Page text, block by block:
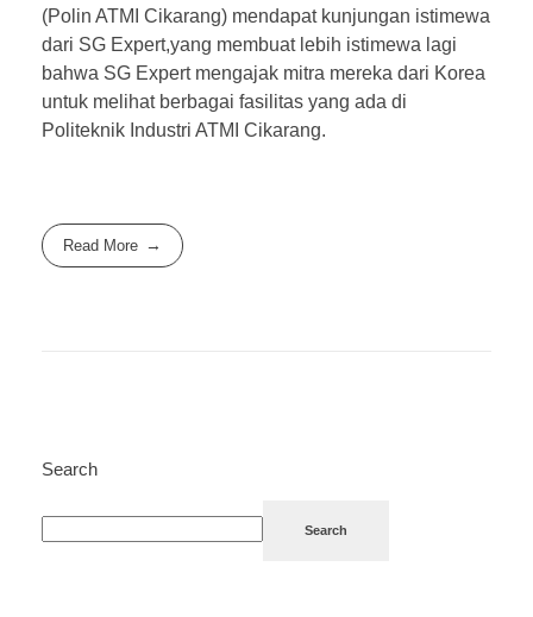
(Polin ATMI Cikarang) mendapat kunjungan istimewa
dari SG Expert,yang membuat lebih istimewa lagi
bahwa SG Expert mengajak mitra mereka dari Korea
untuk melihat berbagai fasilitas yang ada di
Politeknik Industri ATMI Cikarang.
Read More
Search
Search